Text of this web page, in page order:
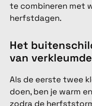
te combineren met
herfstdagen.
Het
van
Als de eerste twee
doen, ben je warm
zodra de